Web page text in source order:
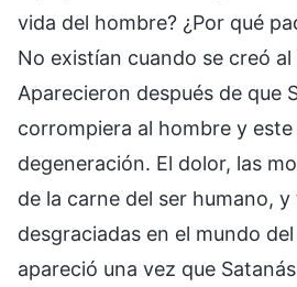
vida del hombre? ¿Por qué
No existían cuando se creó
Aparecieron después de que
corrompiera al hombre y este
degeneración. El dolor, las
de la carne del ser humano,
desgraciadas en el mundo
apareció una vez que